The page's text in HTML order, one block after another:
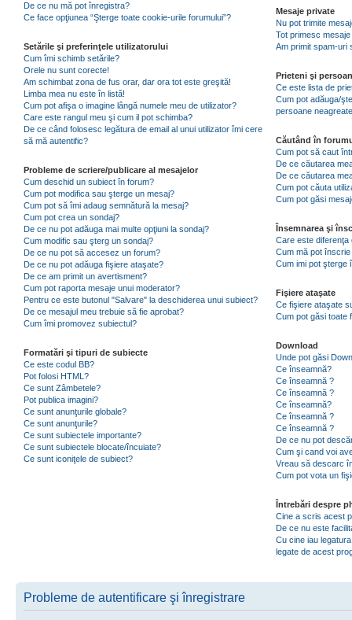
De ce nu mă pot înregistra?
Ce face opţiunea “Şterge toate cookie-urile forumului”?
Setările şi preferinţele utilizatorului
Cum îmi schimb setările?
Orele nu sunt corecte!
Am schimbat zona de fus orar, dar ora tot este greşită!
Limba mea nu este în listă!
Cum pot afişa o imagine lângă numele meu de utilizator?
Care este rangul meu şi cum il pot schimba?
De ce când folosesc legătura de email al unui utilizator îmi cere
să mă autentific?
Probleme de scriere/publicare al mesajelor
Cum deschid un subiect în forum?
Cum pot modifica sau şterge un mesaj?
Cum pot să îmi adaug semnătură la mesaj?
Cum pot crea un sondaj?
De ce nu pot adăuga mai multe opţiuni la sondaj?
Cum modific sau şterg un sondaj?
De ce nu pot să accesez un forum?
De ce nu pot adăuga fişiere ataşate?
De ce am primit un avertisment?
Cum pot raporta mesaje unui moderator?
Pentru ce este butonul "Salvare" la deschiderea unui subiect?
De ce mesajul meu trebuie să fie aprobat?
Cum îmi promovez subiectul?
Formatări şi tipuri de subiecte
Ce este codul BB?
Pot folosi HTML?
Ce sunt Zâmbetele?
Pot publica imagini?
Ce sunt anunţurile globale?
Ce sunt anunţurile?
Ce sunt subiectele importante?
Ce sunt subiectele blocate/încuiate?
Ce sunt iconiţele de subiect?
Mesaje private
Nu pot trimite
Tot primesc
Am primit spam-uri
Prieteni şi
Ce este lista de
Cum pot adăuga/
persoane
Căutând în
Cum pot să caut
De ce căutarea
De ce căutarea
Cum pot căuta
Cum pot găsi
Însemnarea şi
Care este
Cum mă pot
Cum imi pot şterge
Fişiere ataşate
Ce fişiere ataşate
Cum pot găsi toate
Download
Unde pot găsi
Ce înseamnă?
Ce înseamnă ?
Ce înseamnă ?
Ce înseamnă?
Ce înseamnă ?
Ce înseamnă ?
De ce nu pot
Cum şi cand voi
Vreau să descarc
Cum pot vota un
Întrebări despre
Cine a scris acest
De ce nu este
Cu cine iau
legate de acest
Probleme de autentificare şi înregistrare